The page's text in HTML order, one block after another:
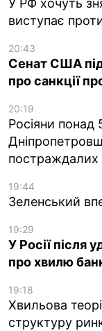
У РФ хочуть
виступає
20:43
Сенат США
про санкції
20:19
Росіяни понад
постраждалих
19:44
Зеленський
19:29
У Росії після
про хвилю
19:18
Хвильова
структуру